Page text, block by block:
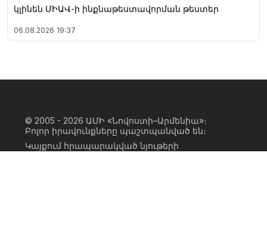
կլինեն ՄԻԱՎ-ի ինքնաթեստավորման թեստեր
06.08.2026 19:37
© 2005 - 2026 ԱՄԻ «Նովոստի–Արմենիա»։
Բոլոր իրավունքները պաշտպանված են։
Կայքում հրապարակված նյութերի